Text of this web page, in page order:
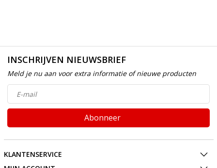
INSCHRIJVEN NIEUWSBRIEF
Meld je nu aan voor extra informatie of nieuwe producten
Abonneer
KLANTENSERVICE